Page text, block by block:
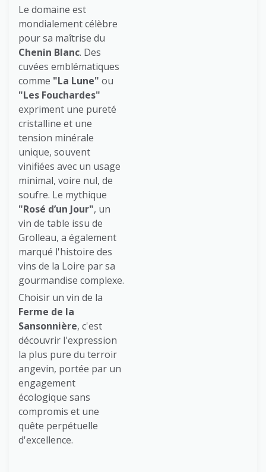
Le domaine est
mondialement célèbre
pour sa maîtrise du
Chenin Blanc. Des
cuvées emblématiques
comme "La Lune" ou
"Les Fouchardes"
expriment une pureté
cristalline et une
tension minérale
unique, souvent
vinifiées avec un usage
minimal, voire nul, de
soufre. Le mythique
"Rosé d’un Jour", un
vin de table issu de
Grolleau, a également
marqué l'histoire des
vins de la Loire par sa
gourmandise complexe.
Choisir un vin de la
Ferme de la
Sansonnière, c'est
découvrir l'expression
la plus pure du terroir
angevin, portée par un
engagement
écologique sans
compromis et une
quête perpétuelle
d'excellence.